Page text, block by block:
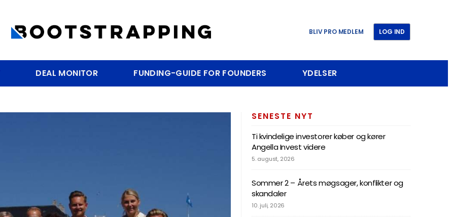
BLIV PRO MEDLEM LOG IND
DEAL MONITOR FUNDING-GUIDE FOR FOUNDERS YDELSER
SENESTE NYT
Ti kvindelige investorer køber og kører
Angella Invest videre
5. august, 2026
Sommer 2 – Årets møgsager, konflikter og
skandaler
10. juli, 2026